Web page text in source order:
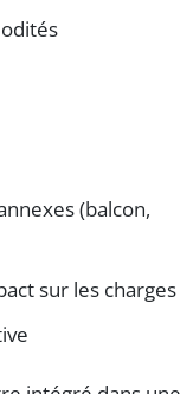
(balcon,
sur les charges